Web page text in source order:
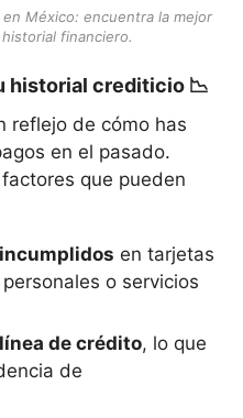
México: encuentra la mejor
financiero.
historial crediticio 📉
reflejo de cómo has
en el pasado.
que pueden
en tarjetas
o servicios
de crédito, lo que
de